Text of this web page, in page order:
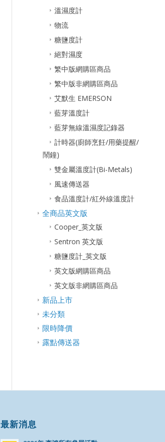
溫濕度計
物流
糖鹽度計
絕對濕度
繁中版網購區商品
繁中版非網購區商品
艾默生 EMERSON
藍芽溫度計
藍芽無線溫濕度記錄器
計時器(廚師烹飪/用藥提醒/
鬧鐘)
雙金屬溫度計(Bi-Metals)
風速傳送器
食品溫度計/紅外線溫度計
全商品英文版
Cooper_英文版
Sentron 英文版
糖鹽度計_英文版
英文版網購區商品
英文版非網購區商品
新品上市
未分類
限時降價
露點傳送器
最新消息